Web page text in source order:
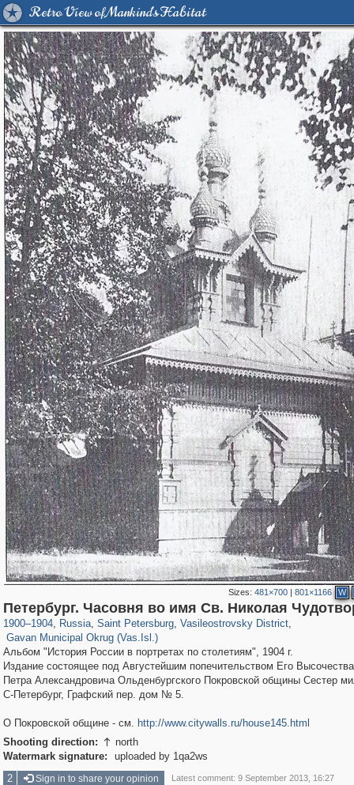
Retro View of Mankind's Habitat
Sizes: 481×700| 801×1166 W
Петербург. Часовня во имя Св. Николая
1900–1904, Russia
1,407,337 29,248
, Saint Petersburg
197,264 5,714
, Vasileostrovsky District
14,282 482
,
Gavan Municipal Okrug (Vas.Isl.)
1,971 5
Альбом "История России в портретах по столетиям", 1904 г.
Издание состоящее под Августейшим попечительством Его
Петра Александровича Ольденбургского Покровской общины Сестер
С-Петербург, Графский пер. дом № 5.
О Покровской общине - см. http://www.citywalls.ru/house145.html
Shooting direction:  north
Watermark signature:
uploaded by 1qa2ws
2
Sign in to share your opinion Latest comment: 9 September 2013, 16:27